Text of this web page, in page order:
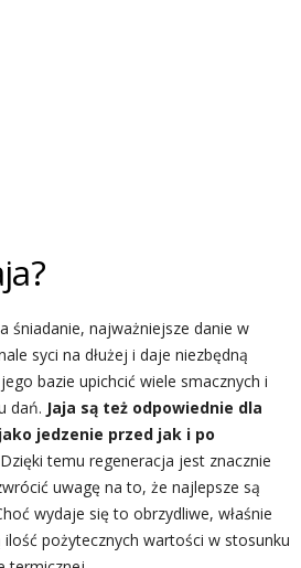
śniadanie, najważniejsze danie w
syci na dłużej i daje niezbędną
bazie upichcić wiele smacznych i
dań. Jaja są też odpowiednie dla
jedzenie przed jak i po
temu regeneracja jest znacznie
uwagę na to, że najlepsze są
wydaje się to obrzydliwe, właśnie
pożytecznych wartości w stosunku